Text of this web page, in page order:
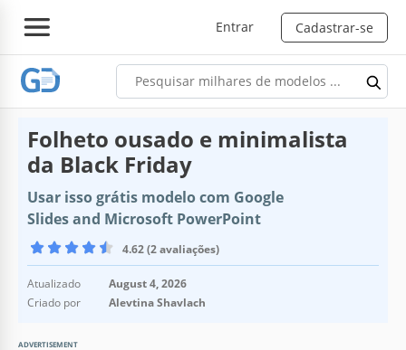
Entrar Cadastrar-se
Folheto ousado e minimalista
da Black Friday
Usar isso grátis modelo com Google
Slides and Microsoft PowerPoint
4.62 (2 avaliações)
Atualizado
August 4, 2026
Criado por
Alevtina Shavlach
ADVERTISEMENT